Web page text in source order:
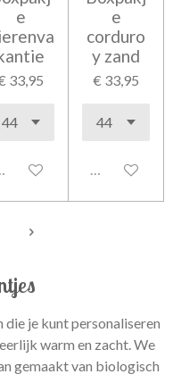
e
33,95
Uitgeschakeld
e
corduro
y zand
€ 33,95
die je kunt personaliseren
warm en zacht. We
gemaakt van biologisch